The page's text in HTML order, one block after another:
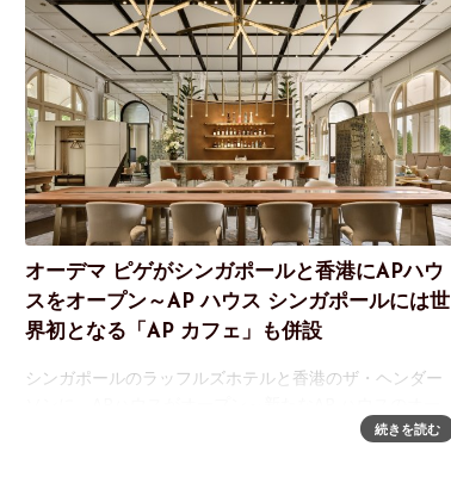
オーデマ ピゲがシンガポールと香港にAPハウ
スをオープン～AP ハウス シンガポールには世
界初となる「AP カフェ」も併設
シンガポールのラッフルズホテルと香港のザ・ヘンダー
プンを祝うオーデマ ピゲは、歴史あるラッフルズホテル
続きを読む